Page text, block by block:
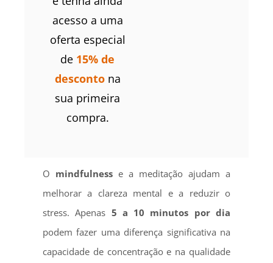
acesso a uma
oferta especial
de 15% de
desconto na
sua primeira
compra.
O mindfulness e a meditação ajudam a
melhorar a clareza mental e a reduzir o
stress. Apenas 5 a 10 minutos por dia
podem fazer uma diferença significativa na
capacidade de concentração e na qualidade